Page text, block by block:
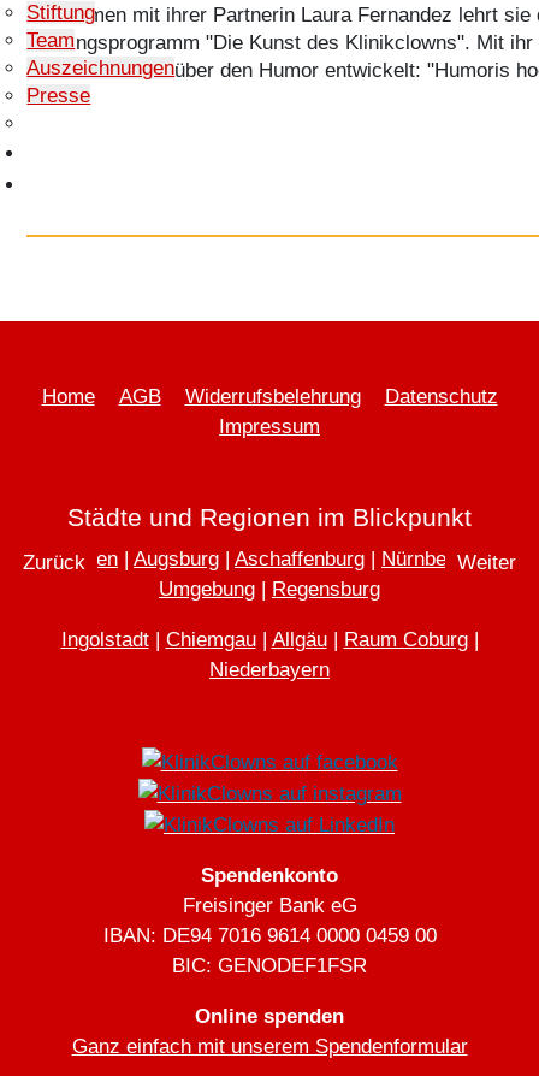
Stiftung
Team
Auszeichnungen
Presse
Zusammen mit ihrer Partnerin Laura Fernandez lehrt sie
Trainingsprogramm "Die Kunst des Klinikclowns". Mit ihr
auch eine Show über den Humor entwickelt: "Humoris
Vorheriger Beitrag: Dr. Mücke Mücke alias Corinna Duhr
Zurück Weiter
Home AGB Widerrufsbelehrung
Datenschutz
Impressum
Städte und Regionen im Blickpunkt
München | Augsburg | Aschaffenburg | Nürnberg und
Umgebung | Regensburg
Ingolstadt| Chiemgau| Allgäu| Raum Coburg|
Niederbayern
Spendenkonto
Freisinger Bank eG
IBAN: DE94 7016 9614 0000 0459 00
BIC: GENODEF1FSR
Online spenden
Ganz einfach mit unserem Spendenformular